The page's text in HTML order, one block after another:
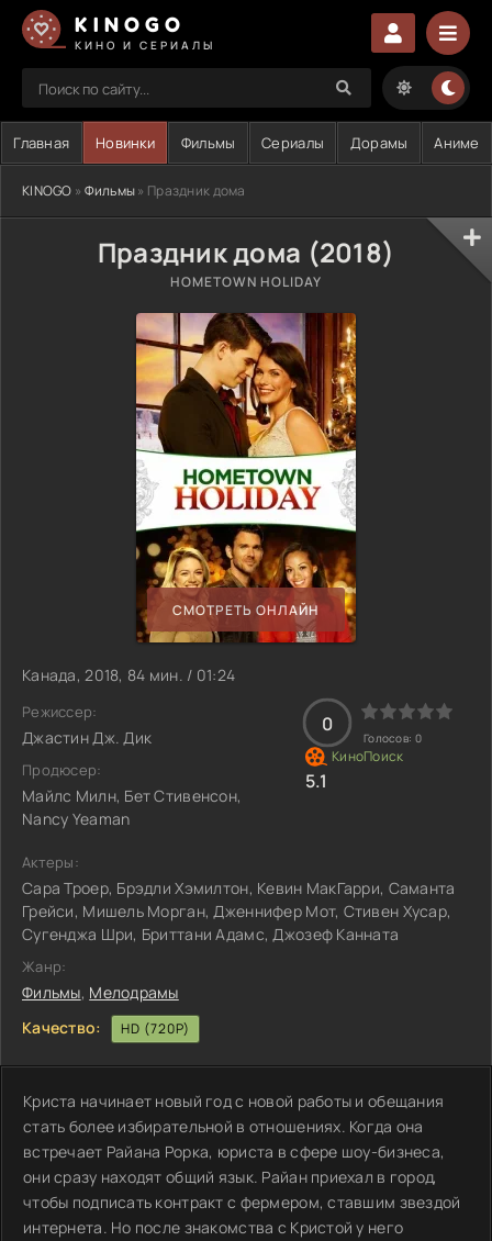
KINOGO
КИНО И СЕРИАЛЫ
Главная Новинки Фильмы Сериалы Дорамы Аниме
KINOGO » Фильмы» Праздник дома
Праздник дома (2018)
HOMETOWN HOLIDAY
СМОТРЕТЬ ОНЛАЙН
Канада, 2018, 84 мин. / 01:24
Режиссер:
Джастин Дж. Дик
Продюсер:
Майлс Милн, Бет Стивенсон,
Nancy Yeaman
0
Голосов: 0
5.1
Актеры:
Сара Троер, Брэдли Хэмилтон, Кевин МакГарри, Саманта
Грейси, Мишель Морган, Дженнифер Мот, Стивен Хусар,
Сугенджа Шри, Бриттани Адамс, Джозеф Канната
Жанр:
Фильмы, Мелодрамы
Качество:
HD (720P)
Криста начинает новый год с новой работы и обещания
стать более избирательной в отношениях. Когда она
встречает Райана Рорка, юриста в сфере шоу-бизнеса,
они сразу находят общий язык. Райан приехал в город,
чтобы подписать контракт с фермером, ставшим звездой
интернета. Но после знакомства с Кристой у него